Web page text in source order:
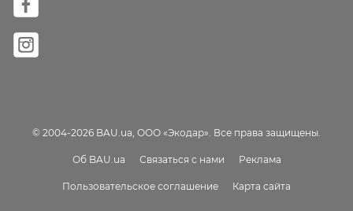
© 2004-2026 BAU.ua, ООО «Экодар». Все права защищены.
Об BAU.ua Связаться с нами Реклама
Пользовательское соглашение Карта сайта